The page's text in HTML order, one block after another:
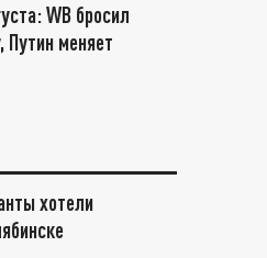
WB бросил
меняет
хотели